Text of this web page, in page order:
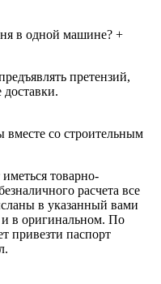
в одной машине? +
претензий,
вместе со строительным
товарно-
расчета все
в указанный вами
и в оригинальном. По
привезти паспорт